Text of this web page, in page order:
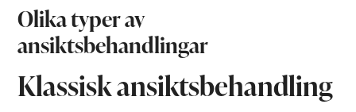
Olika typer av
ansiktsbehandlingar
Klassisk ansiktsbehandling